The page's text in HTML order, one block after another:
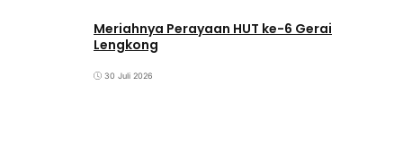
Meriahnya Perayaan HUT ke-6 Gerai
Lengkong
30 Juli 2026